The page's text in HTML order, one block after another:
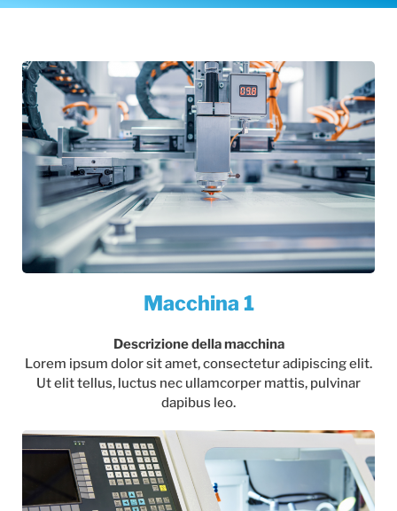
Macchina 1
Descrizione della macchina
Lorem ipsum dolor sit amet, consectetur adipiscing elit.
Ut elit tellus, luctus nec ullamcorper mattis, pulvinar
dapibus leo.